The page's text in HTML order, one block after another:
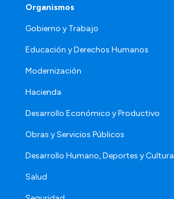
Organismos
Gobierno y Trabajo
Educación y Derechos Humanos
Modernización
Hacienda
Desarrollo Económico y Productivo
Obras y Servicios Públicos
Desarrollo Humano, Deportes y Cultura
Salud